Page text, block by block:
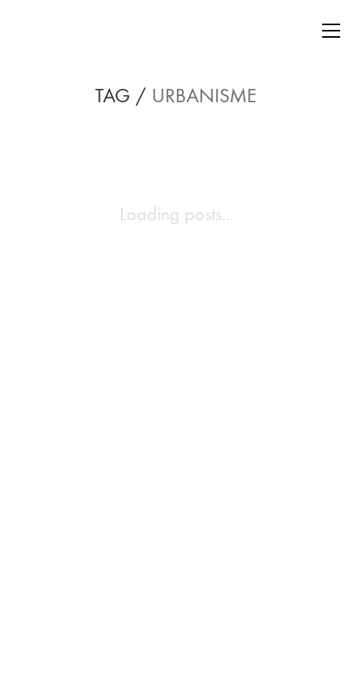
TAG / URBANISME
Loading posts...